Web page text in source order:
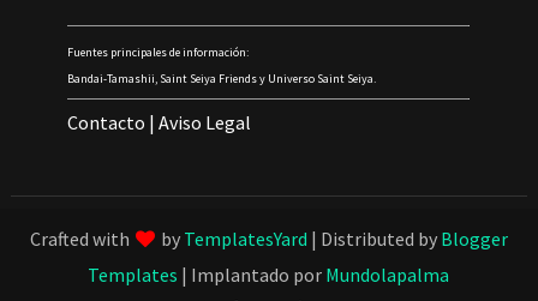
Fuentes principales de información:
Bandai-Tamashii, Saint Seiya Friends y Universo Saint Seiya.
Contacto |Aviso Legal
Crafted with by TemplatesYard | Distributed by Blogger
Templates | Implantado por Mundolapalma